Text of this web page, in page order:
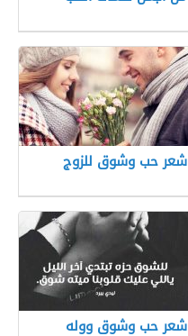
شعر حب وشوق للزوج
شعر حب وشوق ووله